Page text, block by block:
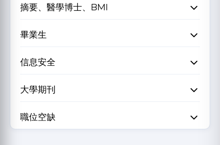
摘要、醫學博士、BMI
畢業生
信息安全
大學期刊
職位空缺